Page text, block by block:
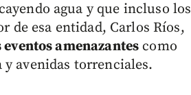
agua y que incluso los
de esa entidad, Carlos Ríos,
amenazantes como
avenidas torrenciales.